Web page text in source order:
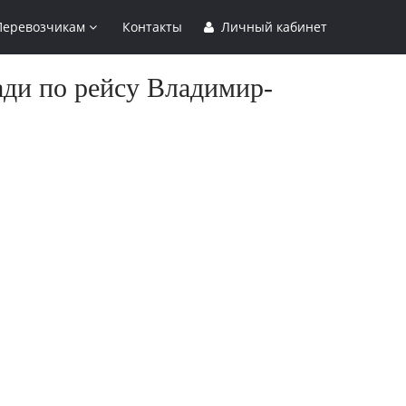
Контакты Личный кабинет
по рейсу Владимир-